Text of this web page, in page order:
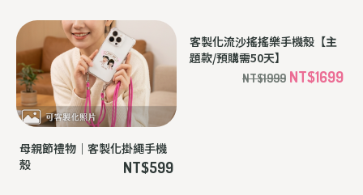
母親節禮物｜客製化掛繩手機
殼
NT$599